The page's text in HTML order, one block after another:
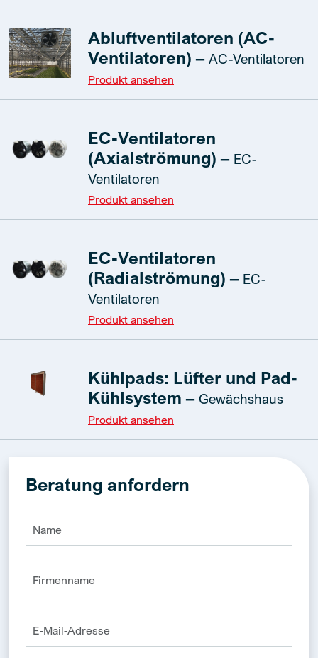
Abluftventilatoren (AC-
Ventilatoren) – AC-Ventilatoren
Produkt ansehen
EC-Ventilatoren
(Axialströmung) – EC-
Ventilatoren
Produkt ansehen
EC-Ventilatoren
(Radialströmung) – EC-
Ventilatoren
Produkt ansehen
Kühlpads: Lüfter und Pad-
Kühlsystem – Gewächshaus
Produkt ansehen
Beratung anfordern